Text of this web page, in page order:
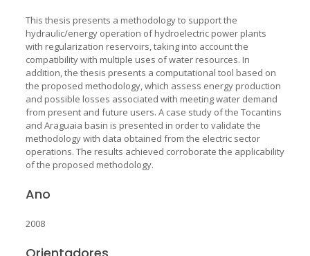
This thesis presents a methodology to support the
hydraulic/energy operation of hydroelectric power plants
with regularization reservoirs, taking into account the
compatibility with multiple uses of water resources. In
addition, the thesis presents a computational tool based on
the proposed methodology, which assess energy production
and possible losses associated with meeting water demand
from present and future users. A case study of the Tocantins
and Araguaia basin is presented in order to validate the
methodology with data obtained from the electric sector
operations. The results achieved corroborate the applicability
of the proposed methodology.
Ano
2008